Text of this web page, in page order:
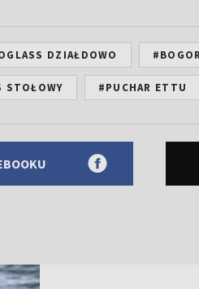
DZIAŁDOWO
STOŁOWY #PUCHAR ETTU